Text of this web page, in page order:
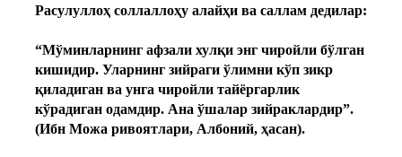
Расулуллоҳ соллаллоҳу алайҳи ва саллам дедилар:
“Мўминларнинг афзали хулқи энг чиройли бўлган
кишидир. Уларнинг зийраги ўлимни кўп зикр
қиладиган ва унга чиройли тайёргарлик
кўрадиган одамдир. Ана ўшалар зийраклардир”.
(Ибн Можа ривоятлари, Албоний, ҳасан).